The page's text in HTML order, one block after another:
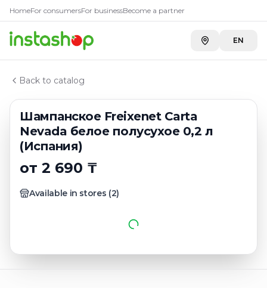
HomeFor consumersFor businessBecome a partner
EN
Back to catalog
Шампанское Freixenet Carta
Nevada белое полусухое 0,2 л
(Испания)
от 2 690 ₸
Available in stores (2)
Главная
Каталог
Игристые вина испании
Шампанское Freixenet Carta Nevada белое
КупитьШампанское